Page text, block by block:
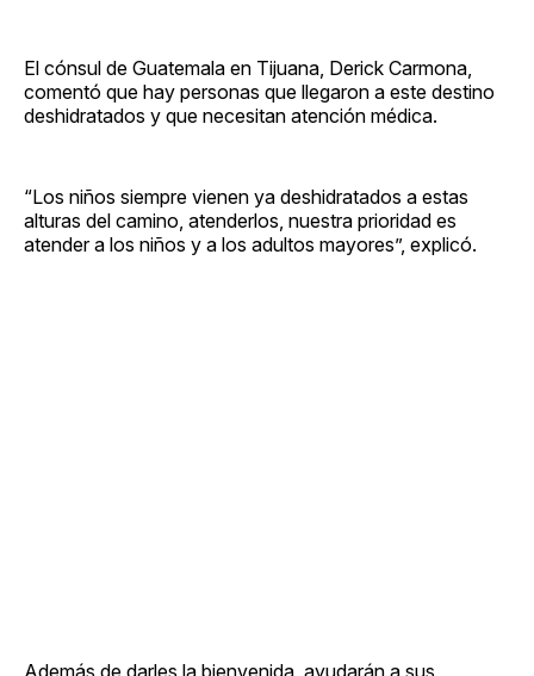
El cónsul de Guatemala en Tijuana, Derick Carmona,
comentó que hay personas que llegaron a este destino
deshidratados y que necesitan atención médica.
“Los niños siempre vienen ya deshidratados a estas
alturas del camino, atenderlos, nuestra prioridad es
atender a los niños y a los adultos mayores”, explicó.
Además de darles la bienvenida, ayudarán a sus